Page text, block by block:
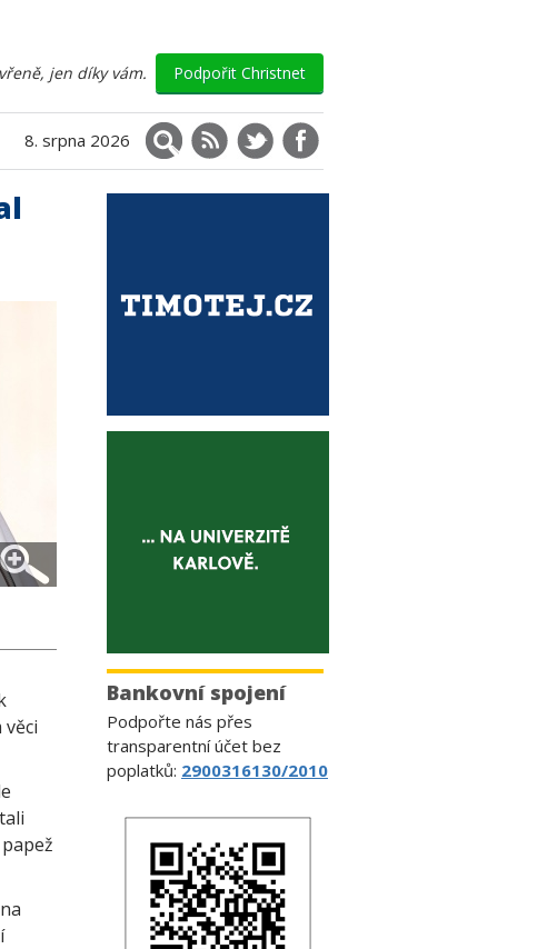
jen díky vám. Podpořit Christnet
8. srpna 2026 Vyhledávání
RSS X (Twitter)
Facebook
Bankovní spojení
Podpořte nás přes
transparentní účet bez
poplatků: 2900316130/2010